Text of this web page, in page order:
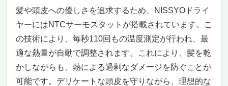
髪や頭皮への優しさを追求するため、NISSYOドライ
ヤーにはNTCサーモスタットが搭載されています。こ
の技術により、毎秒110回もの温度測定が行われ、最
適な熱量が自動で調整されます。これにより、髪を乾
かしながらも、熱による過剰なダメージを防ぐことが
可能です。デリケートな頭皮を守りながら、理想的な